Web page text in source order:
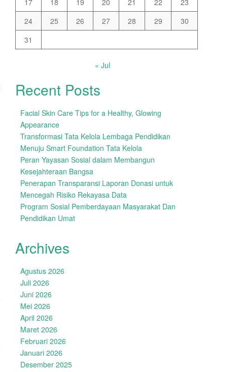
17
18 19 20 21 22
23
24
25 26 27 28 29
30
31
« Jul
Recent Posts
Facial Skin Care Tips for a Healthy, Glowing
Appearance
Transformasi Tata Kelola Lembaga Pendidikan
Menuju Smart Foundation Tata Kelola
Peran Yayasan Sosial dalam Membangun
Kesejahteraan Bangsa
Penerapan Transparansi Laporan Donasi untuk
Mencegah Risiko Rekayasa Data
Program Sosial Pemberdayaan Masyarakat Dan
Pendidikan Umat
Archives
Agustus 2026
Juli 2026
Juni 2026
Mei 2026
April 2026
Maret 2026
Februari 2026
Januari 2026
Desember 2025